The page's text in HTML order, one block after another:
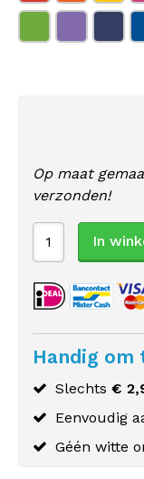
Op maat
verzonden!
In
Handig om
Slechts €
Eenvoudig
Géén witte